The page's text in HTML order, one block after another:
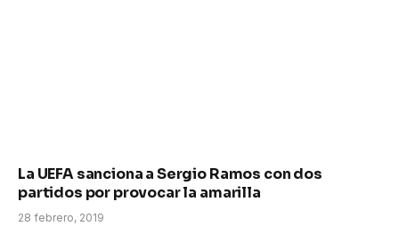
La UEFA sanciona a Sergio Ramos con dos
partidos por provocar la amarilla
28 febrero, 2019